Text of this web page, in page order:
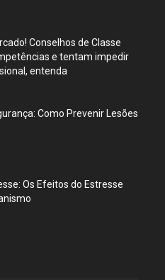
Conselhos de Classe
e tentam impedir
entenda
Como Prevenir Lesões
Os Efeitos do Estresse